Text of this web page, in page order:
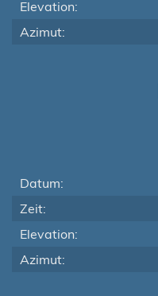
Elevation:
Azimut:
Datum:
Zeit:
Elevation:
Azimut: